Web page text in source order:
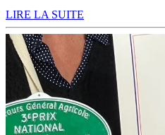
LIRE LA SUITE